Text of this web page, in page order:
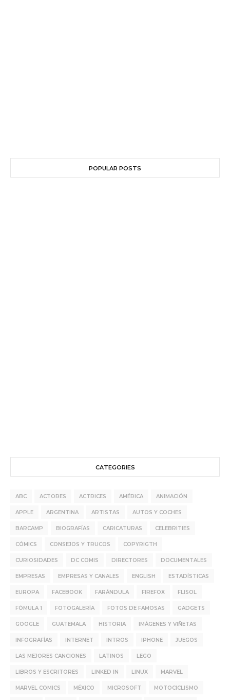
POPULAR POSTS
CATEGORIES
ABC ACTORES ACTRICES AMÉRICA ANIMACIÓN
APPLE ARGENTINA ARTISTAS AUTOS Y COCHES
BARCAMP BIOGRAFÍAS CARICATURAS CELEBRITIES
CÓMICS CONSEJOS Y TRUCOS COPYRIGTH
CURIOSIDADES DC COMIS DIRECTORES DOCUMENTALES
EMPRESAS EMPRESAS Y CANALES ENGLISH ESTADÍSTICAS
EUROPA FACEBOOK FARÁNDULA FIREFOX FLISOL
FÓMULA 1 FOTOGALERÍA FOTOS DE FAMOSAS GADGETS
GOOGLE GUATEMALA HISTORIA IMÁGENES Y VIÑETAS
INFOGRAFÍAS INTERNET INTROS IPHONE JUEGOS
LAS MEJORES CANCIONES LATINOS LEGO
LIBROS Y ESCRITORES LINKED IN LINUX MARVEL
MARVEL COMICS MÉXICO MICROSOFT MOTOCICLISMO